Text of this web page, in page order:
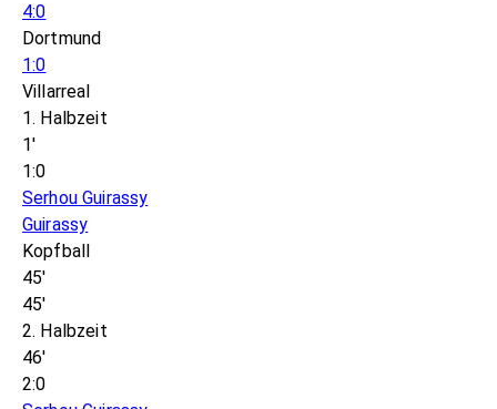
4:0
Dortmund
1:0
Villarreal
1. Halbzeit
1'
1:0
Serhou Guirassy
Guirassy
Kopfball
45'
45'
2. Halbzeit
46'
2:0